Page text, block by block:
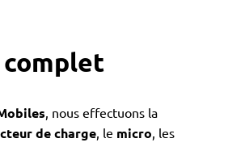
, nous effectuons la
de charge , le micro , les